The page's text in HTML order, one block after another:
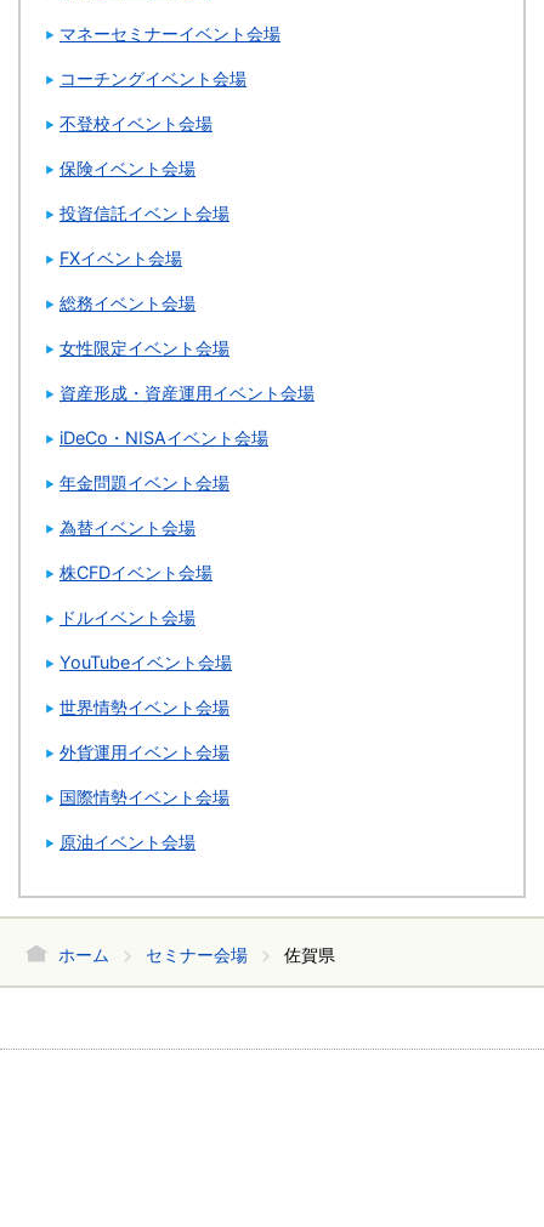
マネーセミナーイベント会場
コーチングイベント会場
不登校イベント会場
保険イベント会場
投資信託イベント会場
FXイベント会場
総務イベント会場
女性限定イベント会場
資産形成・資産運用イベント会場
iDeCo・NISAイベント会場
年金問題イベント会場
為替イベント会場
株CFDイベント会場
ドルイベント会場
YouTubeイベント会場
世界情勢イベント会場
外貨運用イベント会場
国際情勢イベント会場
原油イベント会場
ホーム セミナー会場 佐賀県